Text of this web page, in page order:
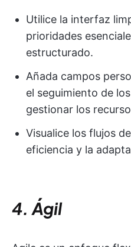
Utilice la interfaz
prioridades
estructurado.
Añada campos
el seguimiento de
gestionar los
Visualice los flujos
eficiencia y la
4. Ágil